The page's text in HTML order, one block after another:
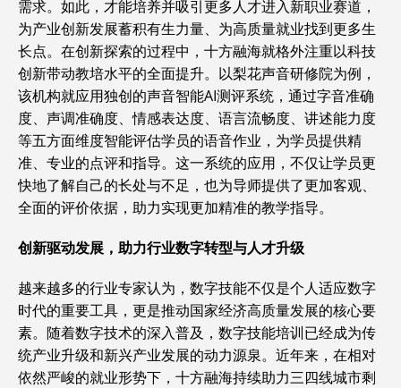
需求。如此，才能培养并吸引更多人才进入新职业赛道，
为产业创新发展蓄积有生力量、为高质量就业找到更多生
长点。在创新探索的过程中，十方融海就格外注重以科技
创新带动教培水平的全面提升。以梨花声音研修院为例，
该机构就应用独创的声音智能AI测评系统，通过字音准确
度、声调准确度、情感表达度、语言流畅度、讲述能力度
等五方面维度智能评估学员的语音作业，为学员提供精
准、专业的点评和指导。这一系统的应用，不仅让学员更
快地了解自己的长处与不足，也为导师提供了更加客观、
全面的评价依据，助力实现更加精准的教学指导。
创新驱动发展，助力行业数字转型与人才升级
越来越多的行业专家认为，数字技能不仅是个人适应数字
时代的重要工具，更是推动国家经济高质量发展的核心要
素。随着数字技术的深入普及，数字技能培训已经成为传
统产业升级和新兴产业发展的动力源泉。近年来，在相对
依然严峻的就业形势下，十方融海持续助力三四线城市剩